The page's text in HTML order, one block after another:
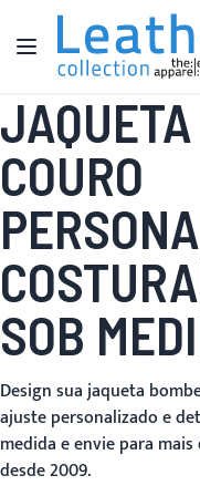
Pular para o conteúdo
Alternar Nav
COURO
SOB
Design sua jaqueta
ajuste personalizado e
medida e envie para
desde 2009.